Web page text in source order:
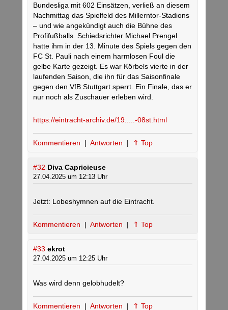
Bundesliga mit 602 Einsätzen, verließ an diesem
Nachmittag das Spielfeld des Millerntor-Stadions
– und wie angekündigt auch die Bühne des
Profifußballs. Schiedsrichter Michael Prengel
hatte ihm in der 13. Minute des Spiels gegen den
FC St. Pauli nach einem harmlosen Foul die
gelbe Karte gezeigt. Es war Körbels vierte in der
laufenden Saison, die ihn für das Saisonfinale
gegen den VfB Stuttgart sperrt. Ein Finale, das er
nur noch als Zuschauer erleben wird.
https://eintracht-archiv.de/19.....-08st.html
Kommentieren | Antworten | ⇑ Top
#32 Diva Capricieuse
27.04.2025 um 12:13 Uhr
Jetzt: Lobeshymnen auf die Eintracht.
Kommentieren | Antworten | ⇑ Top
#33 ekrot
27.04.2025 um 12:25 Uhr
Was wird denn gelobhudelt?
Kommentieren | Antworten | ⇑ Top